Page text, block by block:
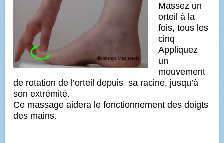
Massez un
orteil à la
fois, tous les
cinq
Appliquez
un
mouvement
de rotation de l’orteil depuis sa racine, jusqu’à
son extrémité.
Ce massage aidera le fonctionnement des doigts
des mains.